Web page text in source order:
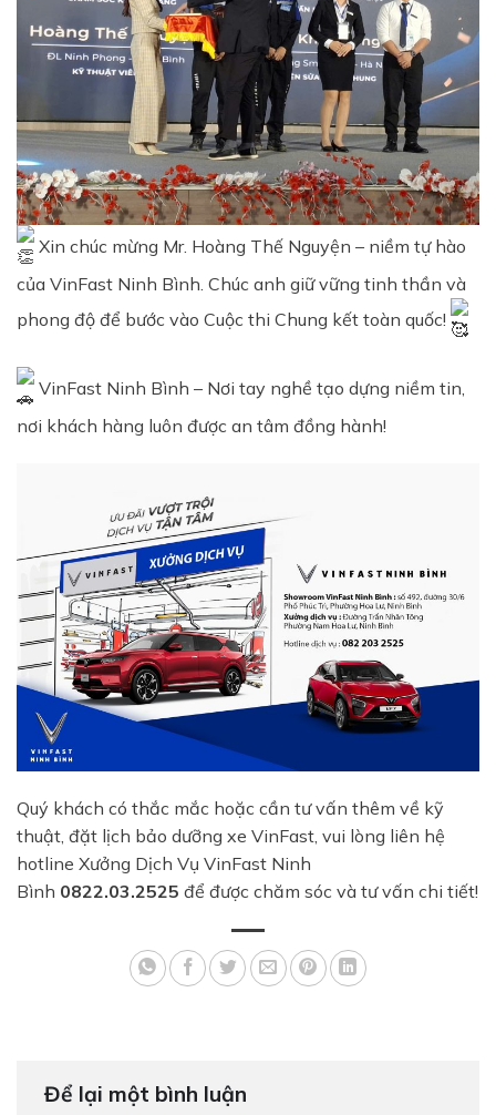
Xin chúc mừng Mr. Hoàng Thế Nguyện – niềm tự hào
của VinFast Ninh Bình. Chúc anh giữ vững tinh thần và
phong độ để bước vào Cuộc thi Chung kết toàn quốc!
VinFast Ninh Bình – Nơi tay nghề tạo dựng niềm tin,
nơi khách hàng luôn được an tâm đồng hành!
Quý khách có thắc mắc hoặc cần tư vấn thêm về kỹ
thuật, đặt lịch bảo dưỡng xe VinFast, vui lòng liên hệ
hotline Xưởng Dịch Vụ VinFast Ninh
Bình 0822.03.2525 để được chăm sóc và tư vấn chi tiết!
Để lại một bình luận